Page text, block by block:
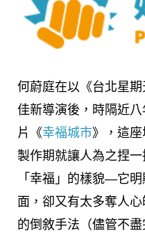
何蔚庭在以《台北星
佳新導演後，時隔近
片《幸福城市》，這
製作期就讓人為之捏
「幸福」的樣貌—它
面，卻又有太多奪人
的倒敘手法（儘管不